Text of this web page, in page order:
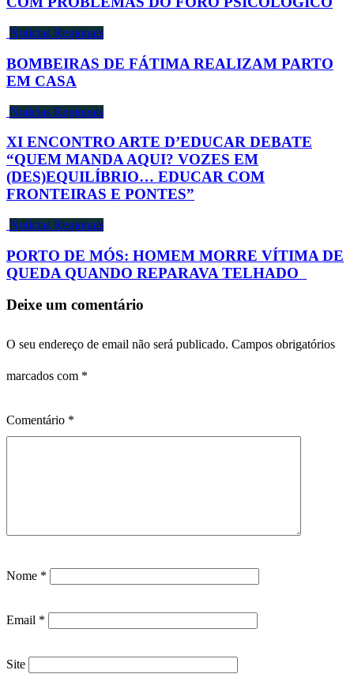
Notícias Regionais
BOMBEIRAS DE FÁTIMA REALIZAM PARTO
EM CASA
Notícias Regionais
XI ENCONTRO ARTE D’EDUCAR DEBATE
“QUEM MANDA AQUI? VOZES EM
(DES)EQUILÍBRIO… EDUCAR COM
FRONTEIRAS E PONTES”
Notícias Regionais
PORTO DE MÓS: HOMEM MORRE VÍTIMA DE
QUEDA QUANDO REPARAVA TELHADO
Deixe um comentário
O seu endereço de email não será publicado. Campos obrigatórios
marcados com *
Comentário *
Nome *
Email *
Site